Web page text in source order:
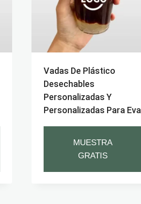
Vadas De Plástico
Desechables
Personalizadas Y
Personalizadas Para Eva
MUESTRA
GRATIS